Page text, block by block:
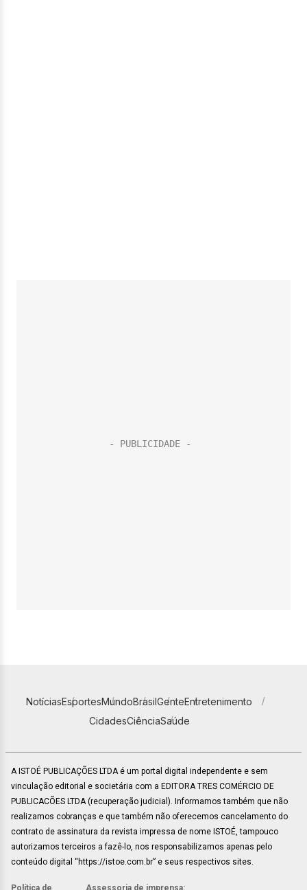
NotíciasEsportesMundoBrasilGenteEntretenimento
CidadesCiênciaSaúde
A ISTOÉ PUBLICAÇÕES LTDA é um portal digital independente e sem
vinculação editorial e societária com a EDITORA TRES COMÉRCIO DE
PUBLICACÕES LTDA (recuperação judicial). Informamos também que não
realizamos cobranças e que também não oferecemos cancelamento do
contrato de assinatura da revista impressa de nome ISTOÉ, tampouco
autorizamos terceiros a fazê-lo, nos responsabilizamos apenas pelo
conteúdo digital “https://istoe.com.br” e seus respectivos sites.
Política de Assessoria de imprensa: